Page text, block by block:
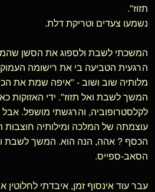
תזוז".
נשמעו צעדים וטריקת דלת.
המשכתי לשבת ולספוג את הסשן
הרגעית הטביעה בי את רישומה
מלותיה שוב ושוב - "איפה שמת את
המשך לשבת ואל תזוז". ידי האזוקות
לקלסטרופוביה, והרגשתי מושפל.
עוצמתה של המלכה ומילותיה
הכסף ? אהה, הנה הוא. המשך לשבת
הסאב-ספייס.
עבר עוד אינסוף זמן, איבדתי לחלוטין